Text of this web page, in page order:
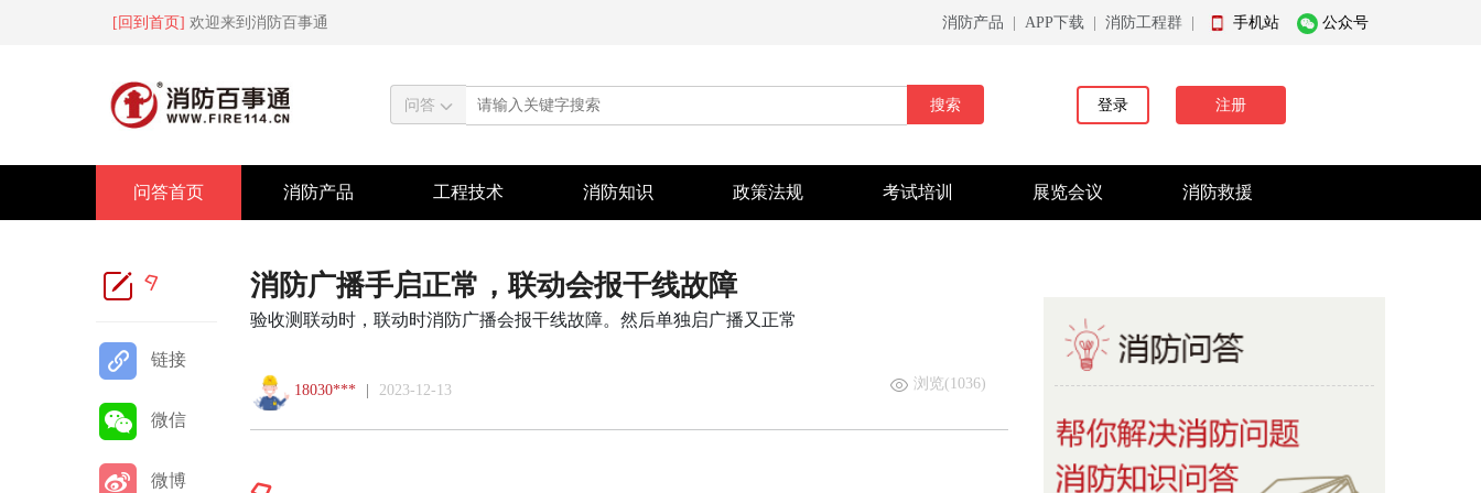
[回到首页] 欢迎来到消防百事通 消防产品 APP下载 消防工程群 手机站 公众号
问答 搜索 登录 注册
问答首页 消防产品 工程技术 消防知识 政策法规 考试培训 展览会议 消防救援
9
链接
微信
微博
消防广播手启正常，联动会报干线故障
验收测联动时，联动时消防广播会报干线故障。然后单独启广播又正常
18030*** 2023-12-13 浏览(1036)